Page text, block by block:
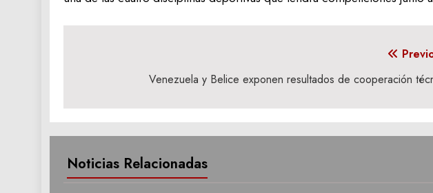
entradas
Venezuela y Belice exponen resultados de cooperación
Noticias Relacionadas